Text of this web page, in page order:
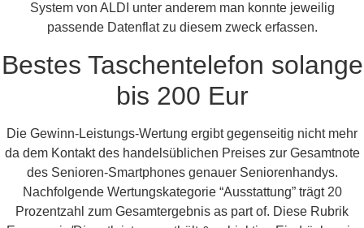
System von ALDI unter anderem man konnte jeweilig
passende Datenflat zu diesem zweck erfassen.
Bestes Taschentelefon solange
bis 200 Eur
Die Gewinn-Leistungs-Wertung ergibt gegenseitig nicht mehr
da dem Kontakt des handelsüblichen Preises zur Gesamtnote
des Senioren-Smartphones genauer Seniorenhandys.
Nachfolgende Wertungskategorie “Ausstattung” trägt 20
Prozentzahl zum Gesamtergebnis as part of. Diese Rubrik